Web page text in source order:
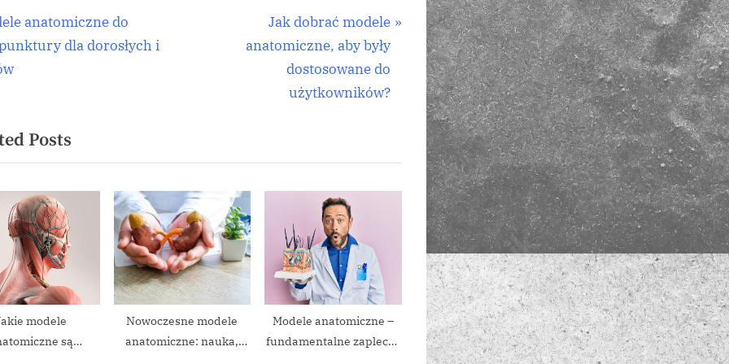
anatomiczne do
dla dorosłych i
N
e
s
Jak dobrać modele
anatomiczne, aby były
dostosowane do
użytkowników?
Posts
modele
są
Nowoczesne modele
anatomiczne: nauka,
Modele anatomiczne –
fundamentalne zaplecze